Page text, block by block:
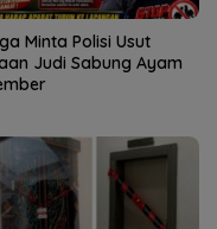
Minta Polisi Usut
Judi Sabung Ayam